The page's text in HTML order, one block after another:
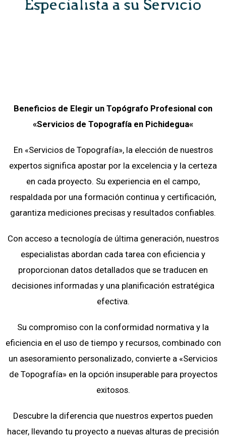
Beneficios de Elegir un Topógrafo Profesional con
«Servicios de Topografía en Pichidegua«
En «Servicios de Topografía», la elección de nuestros
expertos significa apostar por la excelencia y la certeza
en cada proyecto. Su experiencia en el campo,
respaldada por una formación continua y certificación,
garantiza mediciones precisas y resultados confiables.
Con acceso a tecnología de última generación, nuestros
especialistas abordan cada tarea con eficiencia y
proporcionan datos detallados que se traducen en
decisiones informadas y una planificación estratégica
efectiva.
Su compromiso con la conformidad normativa y la
eficiencia en el uso de tiempo y recursos, combinado con
un asesoramiento personalizado, convierte a «Servicios
de Topografía» en la opción insuperable para proyectos
exitosos.
Descubre la diferencia que nuestros expertos pueden
hacer, llevando tu proyecto a nuevas alturas de precisión